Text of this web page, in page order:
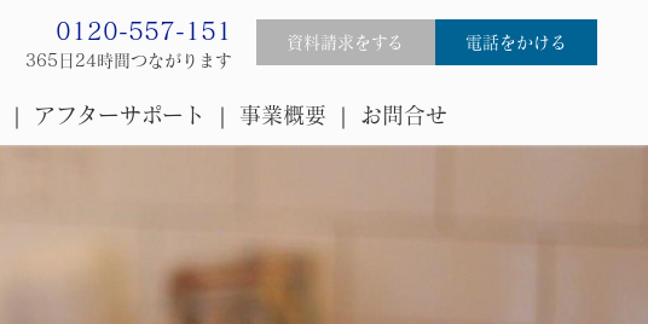
0120-557-151
365日24時間つながります
資料請求をする 電話をかける
アフターサポート 事業概要 お問合せ